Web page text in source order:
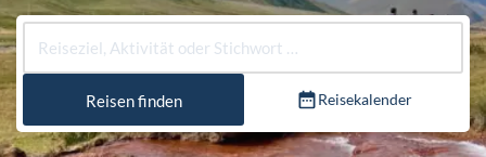
Reisen finden Reisekalender